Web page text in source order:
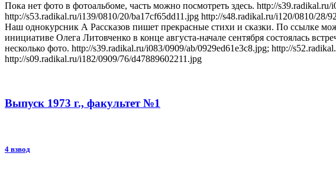
Пока нет фото в фотоальбоме, часть можно посмотреть здесь. http://
http://s53.radikal.ru/i139/0810/20/ba17cf65dd11.jpg http://s48.radikal.ru/i120/0810/
Наш однокурсник А Рассказов пишет прекрасные стихи и сказки. По ссылке
инициативе Олега Литовченко в конце августа-начале сентября состоялась
несколько фото. http://s39.radikal.ru/i083/0909/ab/0929ed61e3c8.jpg; http://
http://s09.radikal.ru/i182/0909/76/d47889602211.jpg
Выпуск 1973 г., факультет №1
4 взвод